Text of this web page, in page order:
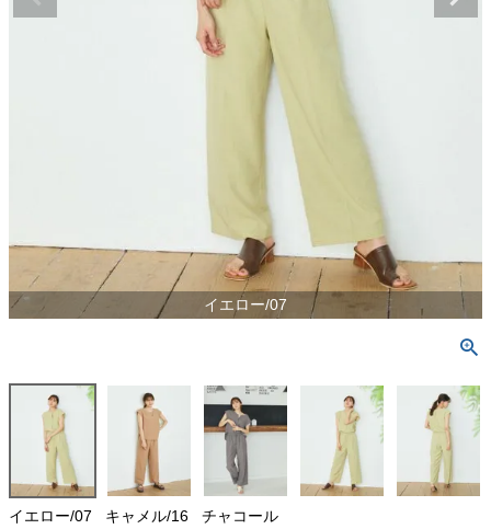
イエロー/07
イエロー/07 キャメル/16
チャコール